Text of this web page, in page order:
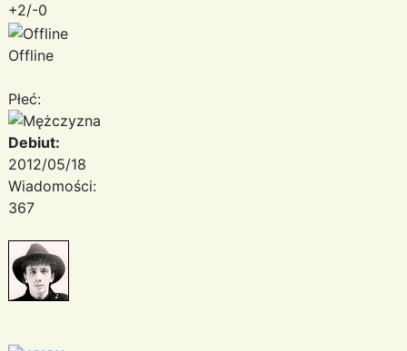
+2/-0
Offline
Płeć:
Debiut:
2012/05/18
Wiadomości:
367